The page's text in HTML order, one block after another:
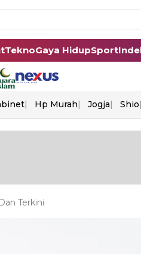
TeknoGaya HidupSport
Hp Murah Jogja Shio
Terkini